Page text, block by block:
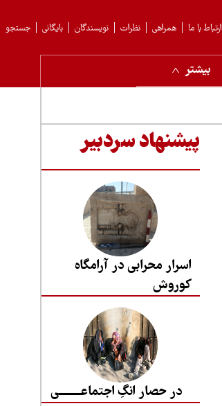
جستجو بایگانی نویسندگان نظرات همراهی ارتباط با ما
بیشتر
پیشنهاد سردبیر
اسرار محرابی در آرامگاه
کوروش
در حصار انگِ اجتماعــــــــی